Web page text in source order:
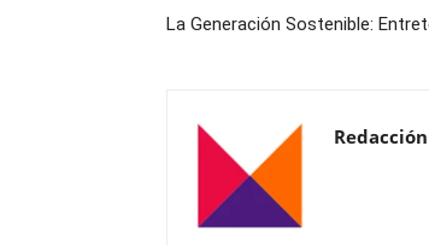
La Generación Sostenible:
Redacción